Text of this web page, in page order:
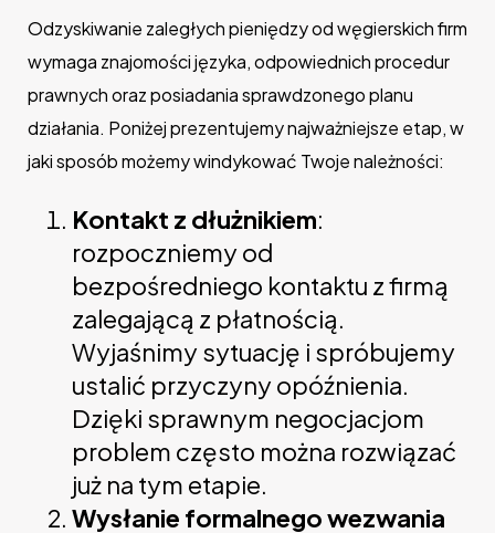
Odzyskiwanie zaległych pieniędzy od węgierskich firm
wymaga znajomości języka, odpowiednich procedur
prawnych oraz posiadania sprawdzonego planu
działania. Poniżej prezentujemy najważniejsze etap, w
jaki sposób możemy windykować Twoje należności:
Kontakt z dłużnikiem:
rozpoczniemy od
bezpośredniego kontaktu z firmą
zalegającą z płatnością.
Wyjaśnimy sytuację i spróbujemy
ustalić przyczyny opóźnienia.
Dzięki sprawnym negocjacjom
problem często można rozwiązać
już na tym etapie.
Wysłanie formalnego wezwania